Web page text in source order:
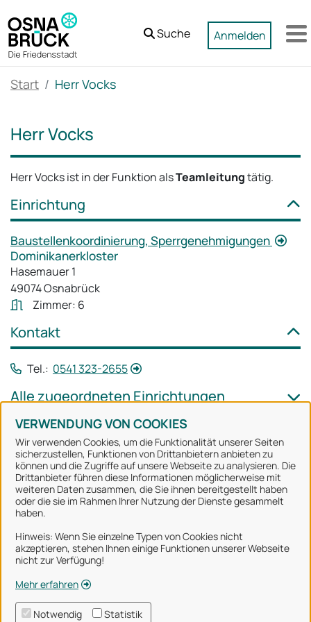
Zum Hauptinhalt springen
VERWENDUNG VON COOKIES
Wir verwenden Cookies, um die Funktionalität unserer Seiten
sicherzustellen, Funktionen von Drittanbietern anbieten zu
können und die Zugriffe auf unsere Webseite zu analysieren. Die
Drittanbieter führen diese Informationen möglicherweise mit
weiteren Daten zusammen, die Sie ihnen bereitgestellt haben
oder die sie im Rahmen Ihrer Nutzung der Dienste gesammelt
haben.
Hinweis: Wenn Sie einzelne Typen von Cookies nicht
akzeptieren, stehen Ihnen einige Funktionen unserer Webseite
nicht zur Verfügung!
Mehr erfahren
Notwendig Statistik
Suche Anmelden
Start Herr Vocks
Herr Vocks
Herr Vocks ist in der Funktion alsTeamleitungtätig.
Einrichtung
Baustellenkoordinierung, Sperrgenehmigungen
Dominikanerkloster
Hasemauer 1
49074 Osnabrück
Zimmer: 6
Kontakt
Tel.: 0541 323-2655
Alle zugeordneten Einrichtungen
Stadt Osnabrück
Alle Rechte vorbehalten
Über uns
Impressum
Datenschutzerklärung